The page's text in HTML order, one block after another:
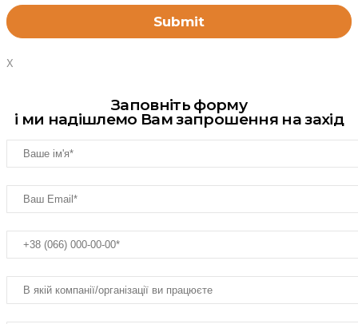
X
Заповніть форму
і ми надішлемо Вам запрошення на захід